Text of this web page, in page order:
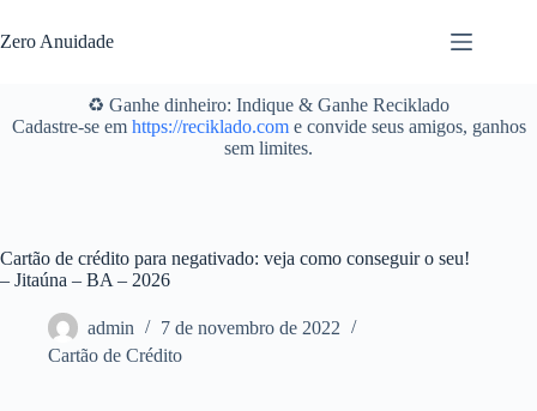
para
o
Zero Anuidade
♻️ Ganhe dinheiro: Indique & Ganhe Reciklado
Cadastre-se em https://reciklado.come convide seus amigos, ganhos
sem limites.
Cartão de crédito para negativado: veja como conseguir o seu!
– Jitaúna – BA – 2026
admin
7 de novembro de 2022
Cartão de Crédito